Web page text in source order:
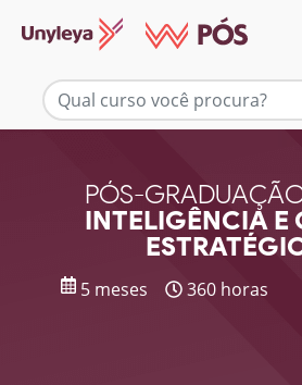
PÓS-
INTELIGÊNCIA E
5 meses 360 horas
Mais